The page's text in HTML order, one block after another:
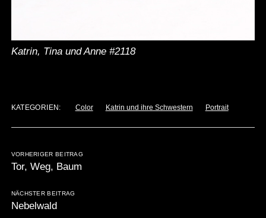
Katrin, Tina und Anne #2118
KATEGORIEN: Color Katrin und ihre Schwestern Portrait
VORHERIGER BEITRAG
Tor, Weg, Baum
NÄCHSTER BEITRAG
Nebelwald